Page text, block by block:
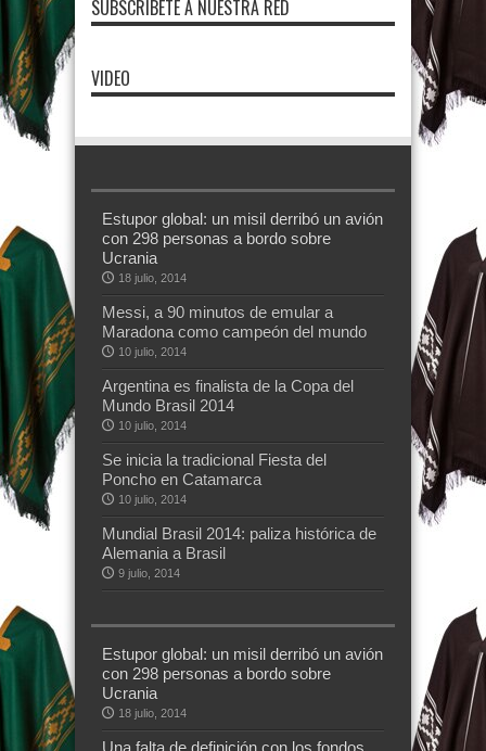
SUBSCRIBETE A NUESTRA RED
VIDEO
Estupor global: un misil derribó un avión
con 298 personas a bordo sobre
Ucrania
18 julio, 2014
Messi, a 90 minutos de emular a
Maradona como campeón del mundo
10 julio, 2014
Argentina es finalista de la Copa del
Mundo Brasil 2014
10 julio, 2014
Se inicia la tradicional Fiesta del
Poncho en Catamarca
10 julio, 2014
Mundial Brasil 2014: paliza histórica de
Alemania a Brasil
9 julio, 2014
Estupor global: un misil derribó un avión
con 298 personas a bordo sobre
Ucrania
18 julio, 2014
Una falta de definición con los fondos